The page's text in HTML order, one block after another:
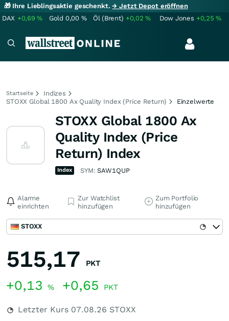
🎁 Ihre Lieblingsaktie geschenkt.→ Jetzt Depot eröffnen
DAX +0,69% Gold 0,00 % Öl (Brent) +0,02% Dow Jones +0,25%
Startseite
Indizes
STOXX Global 1800 Ax Quality Index (Price Return)
Einzelwerte
STOXX Global 1800 Ax
Quality Index (Price
Return) Index
Index SYM:SAW1QUP
Alarme
einrichten
Zur Watchlist
hinzufügen
Zum Portfolio
hinzufügen
STOXX
515,17 PKT
+0,13 % +0,65 PKT
Letzter Kurs 07.08.26 STOXX